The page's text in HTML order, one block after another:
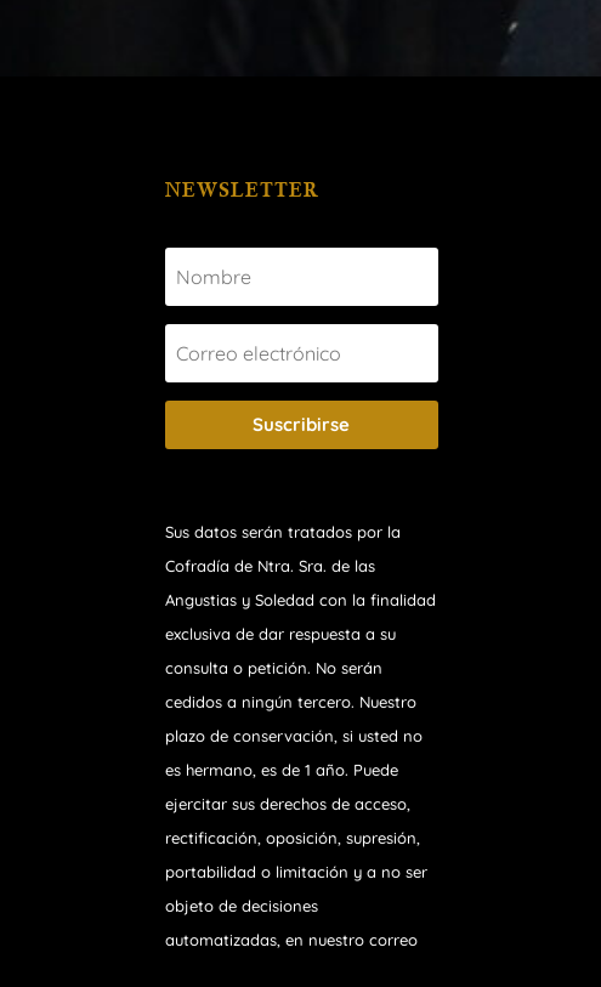
NEWSLETTER
Suscribirse
Sus datos serán tratados por la
Cofradía de Ntra. Sra. de las
Angustias y Soledad con la finalidad
exclusiva de dar respuesta a su
consulta o petición. No serán
cedidos a ningún tercero. Nuestro
plazo de conservación, si usted no
es hermano, es de 1 año. Puede
ejercitar sus derechos de acceso,
rectificación, oposición, supresión,
portabilidad o limitación y a no ser
objeto de decisiones
automatizadas, en nuestro correo